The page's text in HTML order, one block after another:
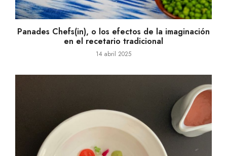
Panades Chefs(in), o los efectos de la imaginación
en el recetario tradicional
14 abril 2025